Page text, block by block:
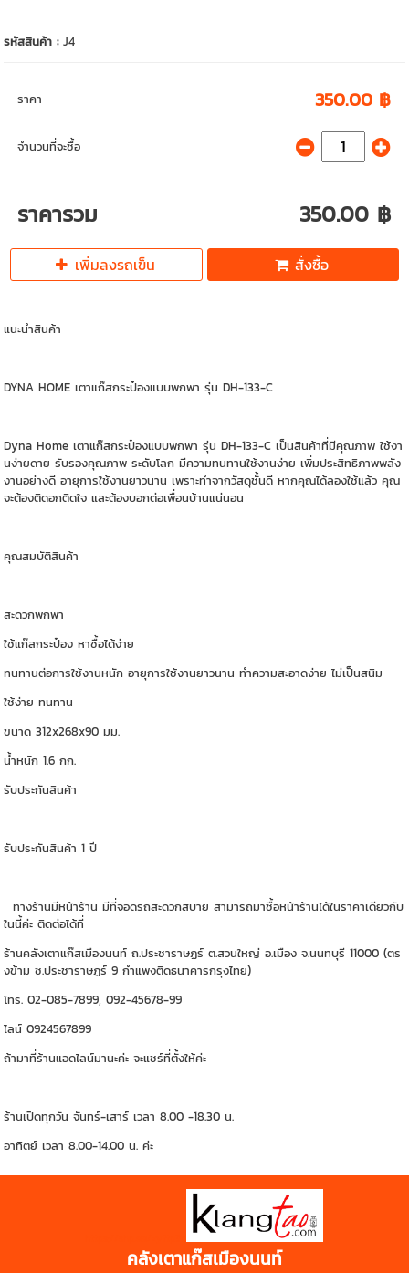
รหัสสินค้า :J4
ราคา 350.00 ฿
จำนวนที่จะซื้อ
ราคารวม 350.00 ฿
เพิ่มลงรถเข็น สั่งซื้อ
แนะนำสินค้า
DYNA HOME เตาแก๊สกระป๋องแบบพกพา รุ่น DH-133-C
Dyna Home เตาแก๊สกระป๋องแบบพกพา รุ่น DH-133-C เป็นสินค้าที่มีคุณภาพ ใช้งา
นง่ายดาย รับรองคุณภาพ ระดับโลก มีความทนทานใช้งานง่าย เพิ่มประสิทธิภาพพลัง
งานอย่างดี อายุการใช้งานยาวนาน เพราะทำจากวัสดุชั้นดี หากคุณได้ลองใช้แล้ว คุณ
จะต้องติดอกติดใจ และต้องบอกต่อเพื่อนบ้านแน่นอน
คุณสมบัติสินค้า
สะดวกพกพา
ใช้แก๊สกระป๋อง หาซื้อได้ง่าย
ทนทานต่อการใช้งานหนัก อายุการใช้งานยาวนาน ทำความสะอาดง่าย ไม่เป็นสนิม
ใช้ง่าย ทนทาน
ขนาด 312x268x90 มม.
น้ำหนัก 1.6 กก.
รับประกันสินค้า
รับประกันสินค้า 1 ปี
ทางร้านมีหน้าร้าน มีที่จอดรถสะดวกสบาย สามารถมาซื้อหน้าร้านได้ในราคาเดียวกับ
ในนี้ค่ะ ติดต่อได้ที่
ร้านคลังเตาแก๊สเมืองนนท์ ถ.ประชาราษฏร์ ต.สวนใหญ่ อ.เมือง จ.นนทบุรี 11000 (ตร
งข้าม ซ.ประชาราษฏร์ 9 กำแพงติดธนาคารกรุงไทย)
โทร. 02-085-7899, 092-45678-99
ไลน์ 0924567899
ถ้ามาที่ร้านแอดไลน์มานะค่ะ จะแชร์ที่ตั้งให้ค่ะ
ร้านเปิดทุกวัน จันทร์-เสาร์ เวลา 8.00 -18.30 น.
อาทิตย์ เวลา 8.00-14.00 น. ค่ะ
คลังเตาแก๊สเมืองนนท์